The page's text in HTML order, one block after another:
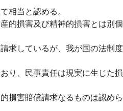
相当と認める。
的損害及び精神的損害とは別個
求しているが、我が国の法制度
り、民事責任は現実に生じた損
損害賠償請求なるものは認めら